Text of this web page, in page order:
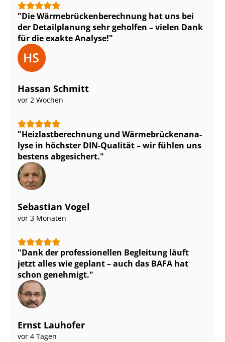
Die Wär­me­brü­cken­be­rech­nung hat uns bei
der Detailplanung sehr geholfen – vielen Dank
für die exakte Analyse!
Hassan Schmitt
vor 2 Wochen
Heiz­last­be­rech­nung und Wär­me­brü­cken­ana­
ly­se in höchster DIN-Qualität – wir fühlen uns
bestens abgesichert.
Sebastian Vogel
vor 3 Monaten
Dank der professionellen Begleitung läuft
jetzt alles wie geplant – auch das BAFA hat
schon genehmigt.
Ernst Lauhofer
vor 4 Tagen